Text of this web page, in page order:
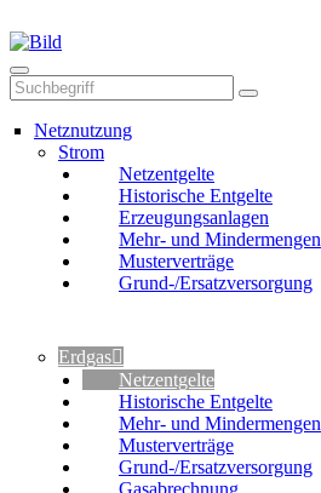
Netznutzung
Strom
Netzentgelte
Historische Entgelte
Erzeugungsanlagen
Mehr- und Mindermengen
Musterverträge
Grund-/Ersatzversorgung
Erdgas
Netzentgelte
Historische Entgelte
Mehr- und Mindermengen
Musterverträge
Grund-/Ersatzversorgung
Gasabrechnung